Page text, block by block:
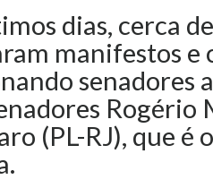
dias, cerca
manifestos e
senadores
Rogério
(PL-RJ), que é